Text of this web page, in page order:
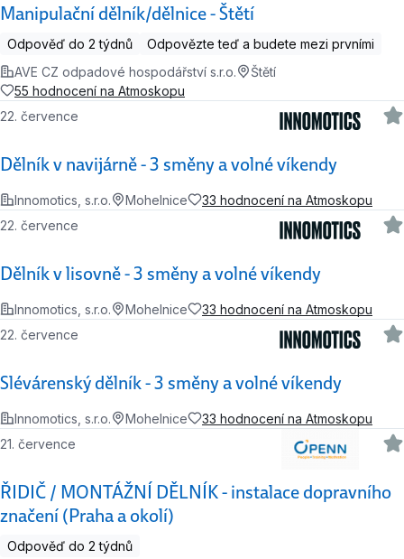
Manipulační dělník/dělnice - Štětí
Odpověď do 2 týdnů
Odpovězte teď a budete mezi prvními
AVE CZ odpadové hospodářství s.r.o.
Štětí
55 hodnocení na Atmoskopu
Dělník v navijárně - 3 směny a volné víkendy
22. července
Innomotics, s.r.o. Mohelnice 33 hodnocení na Atmoskopu
Dělník v lisovně - 3 směny a volné víkendy
22. července
Innomotics, s.r.o. Mohelnice 33 hodnocení na Atmoskopu
Slévárenský dělník - 3 směny a volné víkendy
22. července
Innomotics, s.r.o. Mohelnice 33 hodnocení na Atmoskopu
ŘIDIČ / MONTÁŽNÍ DĚLNÍK - instalace dopravního
značení (Praha a okolí)
21. července
Odpověď do 2 týdnů